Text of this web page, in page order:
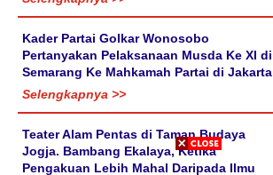
Kader Partai Golkar Wonosobo
Pertanyakan Pelaksanaan Musda Ke XI di
Semarang Ke Mahkamah Partai di Jakarta
Selengkapnya >>
Teater Alam Pentas di Taman Budaya
Jogja. Bambang Ekalaya, Ketika
Pengakuan Lebih Mahal Daripada Ilmu